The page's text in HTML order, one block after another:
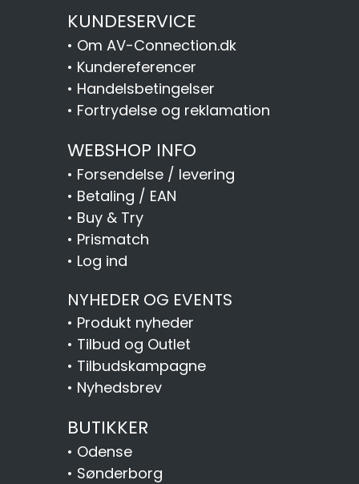
KUNDESERVICE
• Om AV-Connection.dk
• Kundereferencer
• Handelsbetingelser
• Fortrydelse og reklamation
WEBSHOP INFO
• Forsendelse / levering
• Betaling / EAN
• Buy & Try
• Prismatch
• Log ind
NYHEDER OG EVENTS
• Produkt nyheder
• Tilbud og Outlet
• Tilbudskampagne
• Nyhedsbrev
BUTIKKER
• Odense
• Sønderborg